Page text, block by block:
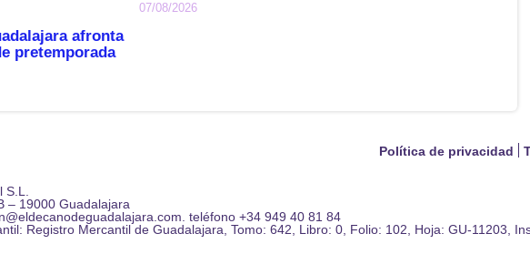
07/08/2026
afronta
pretemporada
Política de privacidad
S.L.
– 19000 Guadalajara
teléfono +34 949 40 81 84
Registro Mercantil de Guadalajara, Tomo: 642, Libro: 0, Folio: 102, Hoja: GU-11203,